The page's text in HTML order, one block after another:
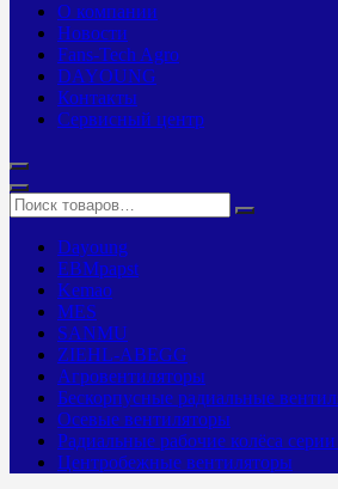
О компании
Новости
Fans-Tech Agro
DAYOUNG
Контакты
Сервисный центр
Dayoung
EBMpapst
Kemao
MES
SANMU
ZIEHL-ABEGG
Агровентиляторы
Бескорпусные радиальные
Осевые вентиляторы
Радиальные рабочие колёса
Центробежные вентиляторы